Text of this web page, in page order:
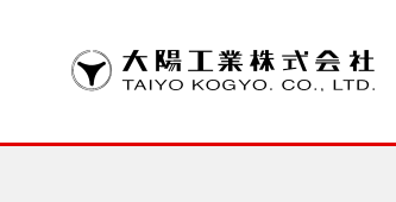
COMPANY INFORMATION
SOLUTION
CSR